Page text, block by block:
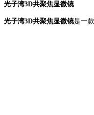
光子湾3D共聚焦显微镜
光子湾3D共聚焦显微镜是一